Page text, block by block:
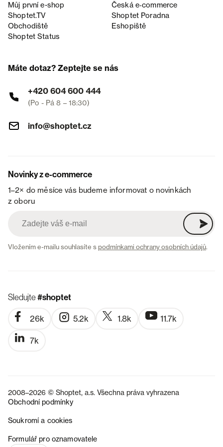
Můj první e-shop
Česká e‑commerce
Shoptet.TV
Shoptet Poradna
Obchodiště
Eshopiště
Shoptet Status
Máte dotaz? Zeptejte se nás
+420 604 600 444
(Po - Pá 8 – 18:30)
info@shoptet.cz
Novinky z e-commerce
1–2× do měsíce vás budeme informovat o novinkách
z oboru
Vložením e-mailu souhlasíte spodmínkami ochrany osobních údajů.
Sledujte#shoptet
26k 5.2k 1.8k 11.7k
7k
2008–2026 © Shoptet, a.s. Všechna práva vyhrazena
Obchodní podmínky
Soukromí a cookies
Formulář pro oznamovatele